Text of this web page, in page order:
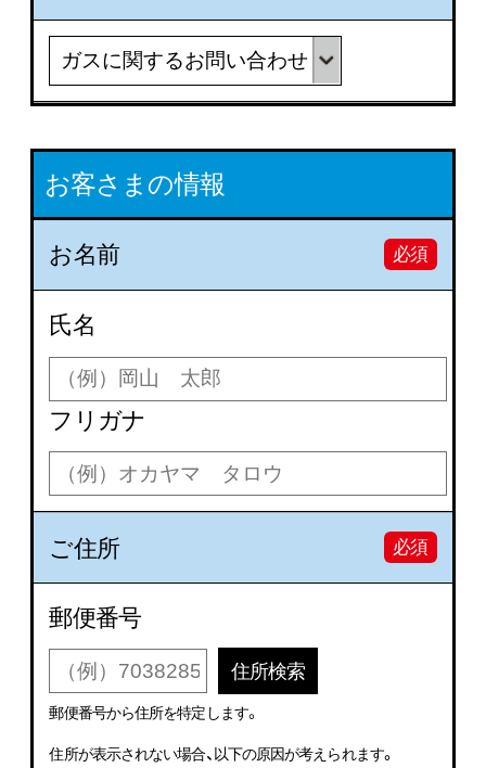
お客さまの情報
お名前 必須
氏名
フリガナ
ご住所 必須
郵便番号
住所検索
郵便番号から住所を特定します。
住所が表示されない場合、以下の原因が考えられます。